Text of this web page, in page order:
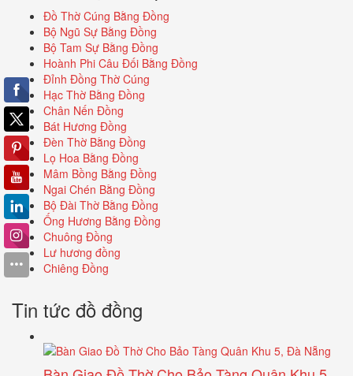
Đồ Thờ Cúng Bằng Đồng
Bộ Ngũ Sự Bằng Đồng
Bộ Tam Sự Bằng Đồng
Hoành Phi Câu Đối Bằng Đồng
Đỉnh Đồng Thờ Cúng
Hạc Thờ Bằng Đồng
Chân Nến Đồng
Bát Hương Đồng
Đèn Thờ Bằng Đồng
Lọ Hoa Bằng Đồng
Mâm Bồng Bằng Đồng
Ngai Chén Bằng Đồng
Bộ Đài Thờ Bằng Đồng
Ống Hương Bằng Đồng
Chuông Đồng
Lư hương đồng
Chiêng Đồng
Tin tức đồ đồng